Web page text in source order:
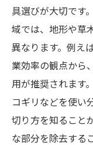
具選びが大切です
域では、地形や草
異なります。例え
業効率の観点から
用が推奨されます
コギリなどを使い
切り方を知ること
な部分を除去する